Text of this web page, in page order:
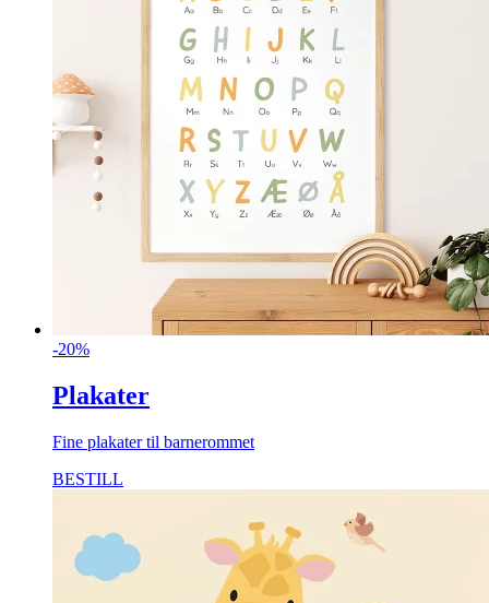
-20%
Plakater
Fine plakater til barnerommet
BESTILL